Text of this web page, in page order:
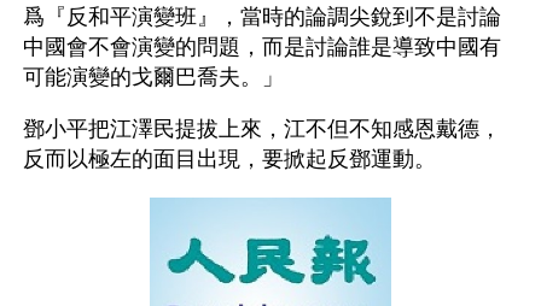
爲『反和平演變班』，當時的論調尖銳到不是討論
中國會不會演變的問題，而是討論誰是導致中國有
可能演變的戈爾巴喬夫。」
鄧小平把江澤民提拔上來，江不但不知感恩戴德，
反而以極左的面目出現，要掀起反鄧運動。